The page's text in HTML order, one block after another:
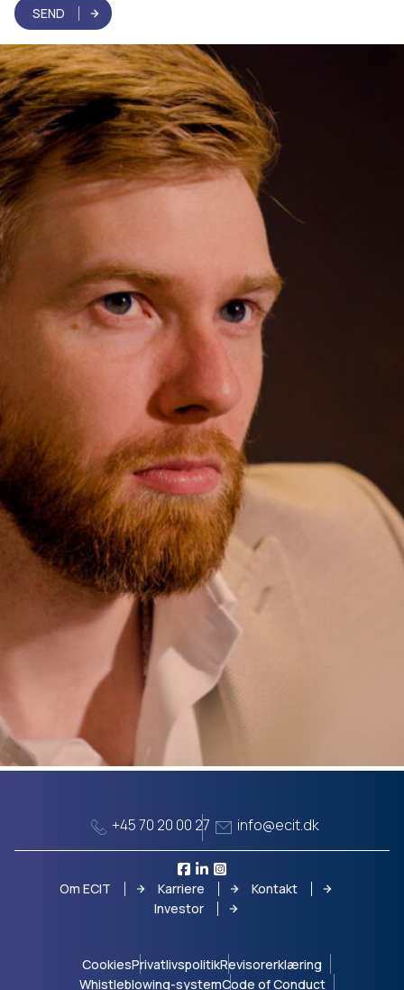
CookiesPrivatlivspolitikRevisorerklæring
Whistleblowing-systemCode of Conduct
+45 70 20 00 27 info@ecit.dk
Om ECIT Karriere
Kontakt
Investor